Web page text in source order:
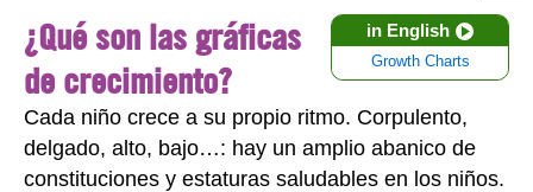
in English
Growth Charts
¿Qué son las gráficas
de crecimiento?
Cada niño crece a su propio ritmo. Corpulento,
delgado, alto, bajo…: hay un amplio abanico de
constituciones y estaturas saludables en los niños.